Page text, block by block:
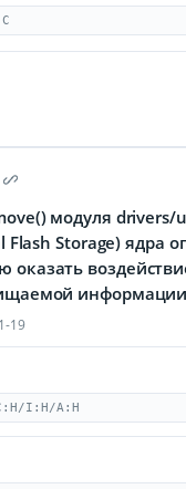
модуля drivers/
Flash Storage) ядра
19
I:H/A:H